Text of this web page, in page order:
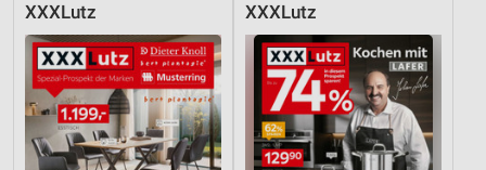
XXXLutz XXXLutz
Verwendung genauer Standortdaten
Geräte anhand von aktiv angeforderten
Informationen identifizieren
Nicht-IAB-Verarbeitungszwecke: